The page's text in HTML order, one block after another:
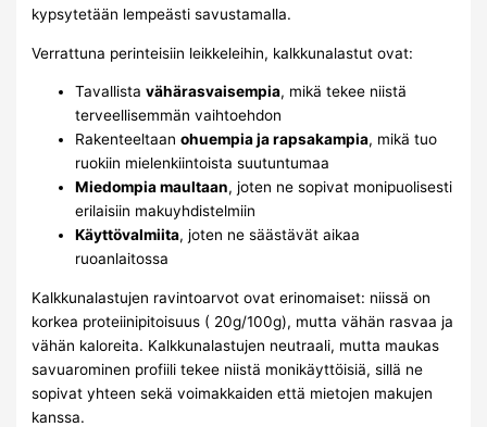
kypsytetään lempeästi savustamalla.
Verrattuna perinteisiin leikkeleihin, kalkkunalastut ovat:
Tavallistavähärasvaisempia, mikä tekee niistä
terveellisemmän vaihtoehdon
Rakenteeltaanohuempia ja rapsakampia, mikä tuo
ruokiin mielenkiintoista suutuntumaa
Miedompia maultaan, joten ne sopivat monipuolisesti
erilaisiin makuyhdistelmiin
Käyttövalmiita, joten ne säästävät aikaa
ruoanlaitossa
Kalkkunalastujen ravintoarvot ovat erinomaiset: niissä on
korkea proteiinipitoisuus ( 20g/100g), mutta vähän rasvaa ja
vähän kaloreita. Kalkkunalastujen neutraali, mutta maukas
savuarominen profiili tekee niistä monikäyttöisiä, sillä ne
sopivat yhteen sekä voimakkaiden että mietojen makujen
kanssa.